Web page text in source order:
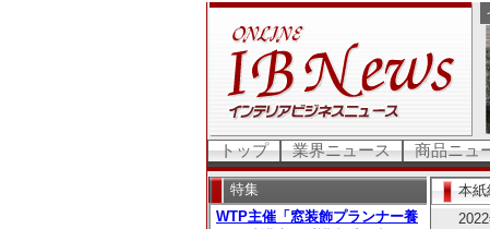
トップ 業界ニュース 商品ニュ
特集
本紙